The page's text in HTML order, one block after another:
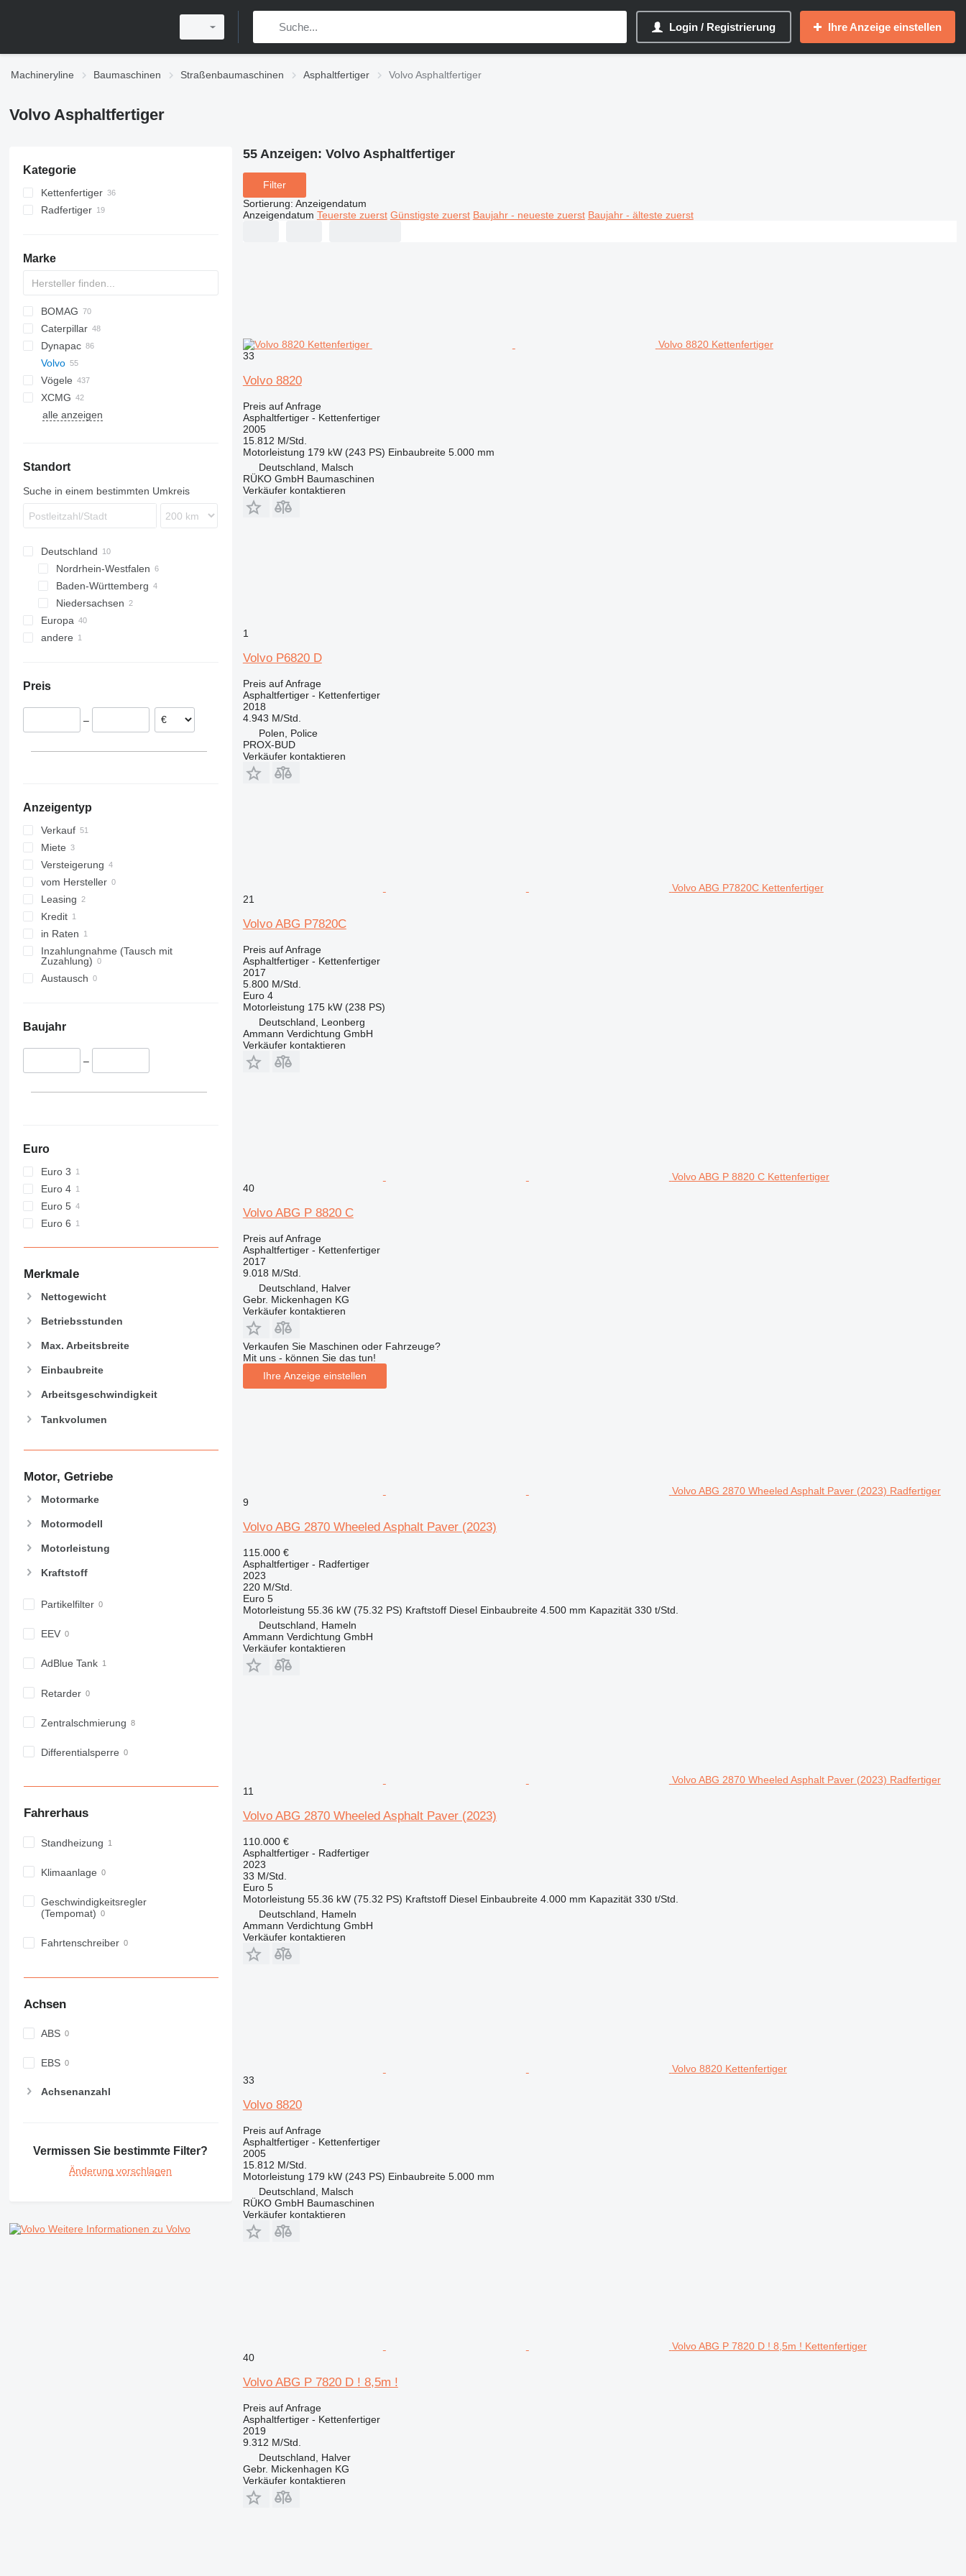
Login / Registrierung Ihre Anzeige einstellen
Machineryline Baumaschinen Straßenbaumaschinen Asphaltfertiger Volvo Asphaltfertiger
Volvo Asphaltfertiger
Kategorie
Kettenfertiger
Radfertiger
Marke
Titan
AFT
AFW
VFA
CS
BOMAG
BF
BB
SF
Caterpillar
730
AP
BB
F-series
DF
Dynapac
CS
F series
SD
GT
P-series
L-series
MF
MF
SP
SAP
SSP
ST
HA
Volvo
6820
6870
7820
Vögele
AB
MT
SP
W-series
XCMG
RP
alle anzeigen
Standort
Suche in einem bestimmten Umkreis
Deutschland
Nordrhein-Westfalen
Halver
Lemgo
Baden-Württemberg
Leonberg
Malsch
Niedersachsen
Europa
Polen
Frankreich
Österreich
andere
Preis
–
Anzeigentyp
Verkauf
Miete
Versteigerung
vom Hersteller
Leasing
Kredit
in Raten
Inzahlungnahme (Tausch mit
Zuzahlung)
Austausch
Baujahr
–
Euro
Euro 3
Euro 4
Euro 5
Euro 6
Merkmale
Nettogewicht
Betriebsstunden
Max. Arbeitsbreite
Einbaubreite
Arbeitsgeschwindigkeit
Tankvolumen
Motor, Getriebe
Motormarke
Motormodell
Motorleistung
Kraftstoff
Partikelfilter
EEV
AdBlue Tank
Retarder
Zentralschmierung
Differentialsperre
Fahrerhaus
Standheizung
Klimaanlage
Geschwindigkeitsregler
(Tempomat)
Fahrtenschreiber
Achsen
ABS
EBS
Achsenanzahl
Vermissen Sie bestimmte Filter?
Änderung vorschlagen
Weitere Informationen zu Volvo
55 Anzeigen: Volvo Asphaltfertiger
Filter
Sortierung: Anzeigendatum
Anzeigendatum Teuerste zuerst Günstigste zuerst Baujahr - neueste zuerst Baujahr - älteste zuerst
Volvo 8820 Kettenfertiger
33
Volvo 8820
Preis auf Anfrage
Asphaltfertiger - Kettenfertiger
2005
15.812 M/Std.
Motorleistung 179 kW (243 PS) Einbaubreite 5.000 mm
Deutschland, Malsch
RÜKO GmbH Baumaschinen
Verkäufer kontaktieren
1
Volvo P6820 D
Preis auf Anfrage
Asphaltfertiger - Kettenfertiger
2018
4.943 M/Std.
Polen, Police
PROX-BUD
Verkäufer kontaktieren
Volvo ABG P7820C Kettenfertiger
21
Volvo ABG P7820C
Preis auf Anfrage
Asphaltfertiger - Kettenfertiger
2017
5.800 M/Std.
Euro 4
Motorleistung 175 kW (238 PS)
Deutschland, Leonberg
Ammann Verdichtung GmbH
Verkäufer kontaktieren
Volvo ABG P 8820 C Kettenfertiger
40
Volvo ABG P 8820 C
Preis auf Anfrage
Asphaltfertiger - Kettenfertiger
2017
9.018 M/Std.
Deutschland, Halver
Gebr. Mickenhagen KG
Verkäufer kontaktieren
Verkaufen Sie Maschinen oder Fahrzeuge?
Mit uns - können Sie das tun!
Ihre Anzeige einstellen
Volvo ABG 2870 Wheeled Asphalt Paver (2023) Radfertiger
9
Volvo ABG 2870 Wheeled Asphalt Paver (2023)
115.000 €
Asphaltfertiger - Radfertiger
2023
220 M/Std.
Euro 5
Motorleistung 55.36 kW (75.32 PS) Kraftstoff Diesel Einbaubreite 4.500 mm Kapazität 330 t/Std.
Deutschland, Hameln
Ammann Verdichtung GmbH
Verkäufer kontaktieren
Volvo ABG 2870 Wheeled Asphalt Paver (2023) Radfertiger
11
Volvo ABG 2870 Wheeled Asphalt Paver (2023)
110.000 €
Asphaltfertiger - Radfertiger
2023
33 M/Std.
Euro 5
Motorleistung 55.36 kW (75.32 PS) Kraftstoff Diesel Einbaubreite 4.000 mm Kapazität 330 t/Std.
Deutschland, Hameln
Ammann Verdichtung GmbH
Verkäufer kontaktieren
Volvo 8820 Kettenfertiger
33
Volvo 8820
Preis auf Anfrage
Asphaltfertiger - Kettenfertiger
2005
15.812 M/Std.
Motorleistung 179 kW (243 PS) Einbaubreite 5.000 mm
Deutschland, Malsch
RÜKO GmbH Baumaschinen
Verkäufer kontaktieren
Volvo ABG P 7820 D ! 8,5m ! Kettenfertiger
40
Volvo ABG P 7820 D ! 8,5m !
Preis auf Anfrage
Asphaltfertiger - Kettenfertiger
2019
9.312 M/Std.
Deutschland, Halver
Gebr. Mickenhagen KG
Verkäufer kontaktieren